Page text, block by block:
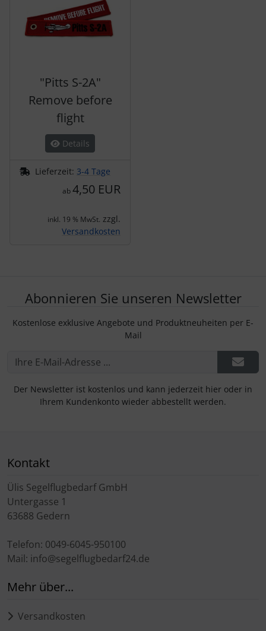
"Pitts S-2A"
Remove before
flight
Details
Lieferzeit: 3-4 Tage
ab4,50 EUR
inkl. 19 % MwSt. zzgl.
Versandkosten
Abonnieren Sie unseren Newsletter
Kostenlose exklusive Angebote und Produktneuheiten per E-
Mail
Der Newsletter ist kostenlos und kann jederzeit hier oder in
Ihrem Kundenkonto wieder abbestellt werden.
Kontakt
Ülis Segelflugbedarf GmbH
Untergasse 1
63688 Gedern
Telefon: 0049-6045-950100
Mail: info@segelflugbedarf24.de
Mehr über...
Versandkosten